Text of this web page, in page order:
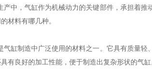
产中，气缸作为机械动力的关键部件，承担着
材料有哪几种。
气缸制造中广泛使用的材料之一。它具有质量
有良好的加工性能，便于制造出复杂形状的气缸